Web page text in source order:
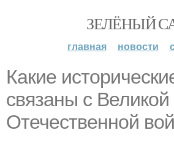
ЗЕЛЁНЫЙ
главная новости
Какие
связаны с Великой
Отечественной